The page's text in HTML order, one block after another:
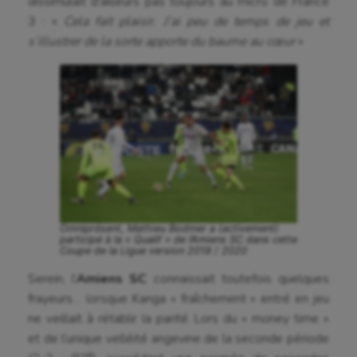
Golf
Gymnastique
Gymnastique rythmique
Haltérophilie
Handisport
Hippisme
Jeux Olympiques et Paralympiques
Kayak-polo
Longue paume
Cela fait plaisir. J’ai peu de temps de jeu et
s’illustrer de la sorte apporte du baume au cœur
Omniprésent, Mathieu Bodmer a (activement)
participé à la « Qualif » de l’Amiens SC dans cette
Coupe de la Ligue version 2019 / 2020
Serein, l’ Amiens SC
connaissait toutefois quelques
frayeurs… lorsque Kanga « fraîchement » entré en jeu
ne veillait à rétablir la parité. Lors du « money time »
et de l’unique velléité angevine de la seconde période